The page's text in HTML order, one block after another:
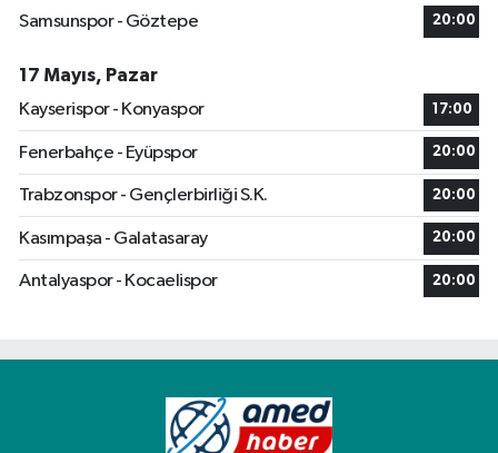
Samsunspor - Göztepe 20:00
17 Mayıs, Pazar
Kayserispor - Konyaspor
17:00
Fenerbahçe - Eyüpspor 20:00
Trabzonspor - Gençlerbirliği S.K. 20:00
Kasımpaşa - Galatasaray 20:00
Antalyaspor - Kocaelispor 20:00